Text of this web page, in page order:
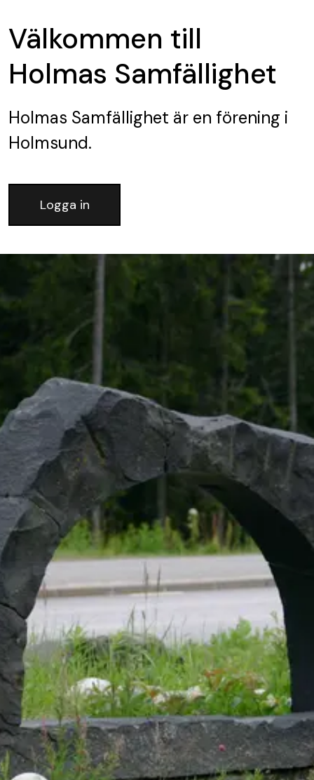
Välkommen till
Holmas Samfällighet
Holmas Samfällighet är en förening i
Holmsund.
Logga in